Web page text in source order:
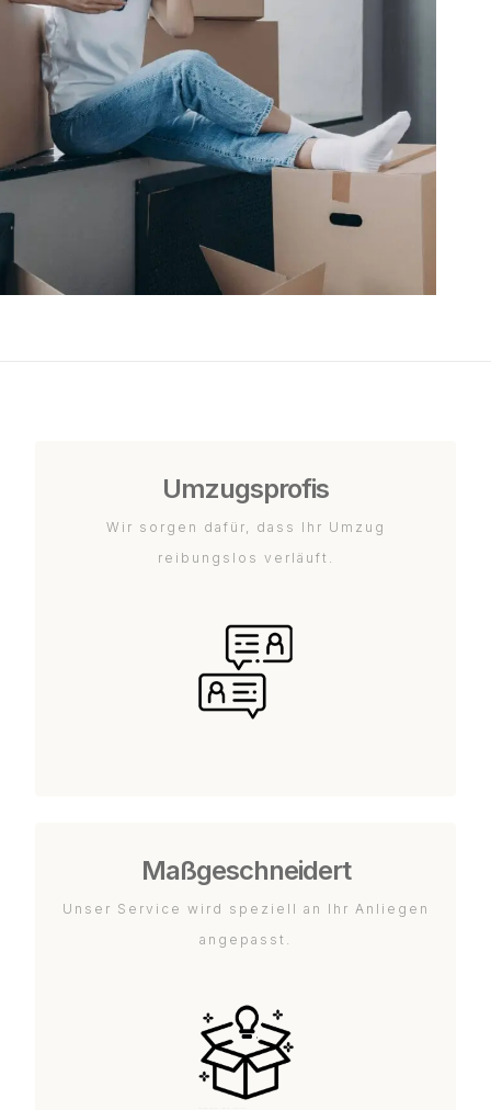
Umzugsprofis
Wir sorgen dafür, dass Ihr Umzug
reibungslos verläuft.
Maßgeschneidert
Unser Service wird speziell an Ihr Anliegen
angepasst.